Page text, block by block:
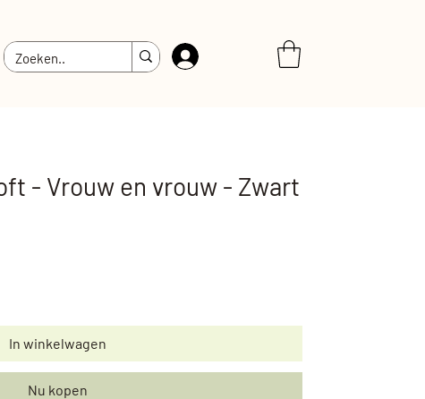
Inloggen
- Vrouw en vrouw - Zwart
In winkelwagen
Nu kopen